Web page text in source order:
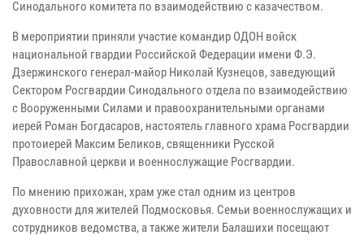
Синодального комитета по взаимодействию с казачеством.
В мероприятии приняли участие командир ОДОН войск
национальной гвардии Российской Федерации имени Ф.Э.
Дзержинского генерал-майор Николай Кузнецов, заведующий
Сектором Росгвардии Синодального отдела по взаимодействию
с Вооруженными Силами и правоохранительными органами
иерей Роман Богдасаров, настоятель главного храма Росгвардии
протоиерей Максим Беликов, священники Русской
Православной церкви и военнослужащие Росгвардии.
По мнению прихожан, храм уже стал одним из центров
духовности для жителей Подмосковья. Семьи военнослужащих и
сотрудников ведомства, а также жители Балашихи посещают